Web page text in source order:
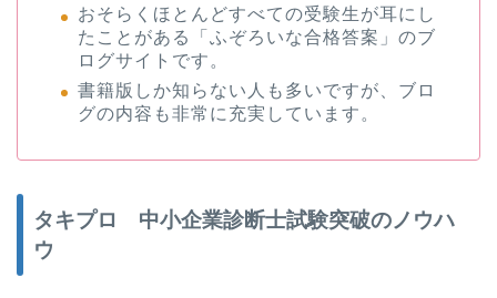
おそらくほとんどすべての受験生が耳にし
たことがある「ふぞろいな合格答案」のブ
ログサイトです。
書籍版しか知らない人も多いですが、ブロ
グの内容も非常に充実しています。
タキプロ 中小企業診断士試験突破のノウハ
ウ